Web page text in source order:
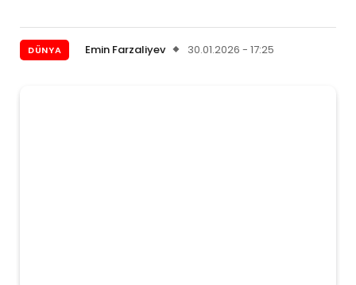
DÜNYA Emin Farzaliyev 30.01.2026 - 17:25